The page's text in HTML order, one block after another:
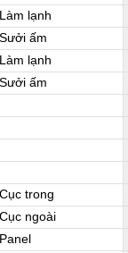
Làm lạnh
Sưởi ấm
Làm lạnh
Sưởi ấm
Cục trong
Cục ngoài
Panel